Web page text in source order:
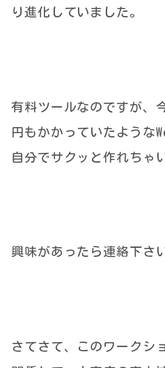
り進化していました。
有料ツールなのですが、
円もかかっていたような
自分でサクッと作れちゃ
興味があったら連絡下さ
さてさて、このワークシ